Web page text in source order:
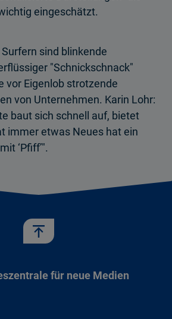
eingeschätzt.
sind blinkende
"Schnickschnack"
vor Eigenlob strotzende
von Unternehmen. Karin Lohr:
baut sich schnell auf, bietet
immer etwas Neues hat ein
‘Pfiff’".
für neue Medien